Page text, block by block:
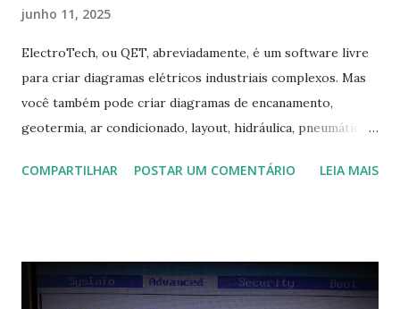
junho 11, 2025
ElectroTech, ou QET, abreviadamente, é um software livre
para criar diagramas elétricos industriais complexos. Mas
você também pode criar diagramas de encanamento,
geotermia, ar condicionado, layout, hidráulica, pneumática,
Na última versão 0.100, a coleção contém mais de 8.000
COMPARTILHAR POSTAR UM COMENTÁRIO LEIA MAIS